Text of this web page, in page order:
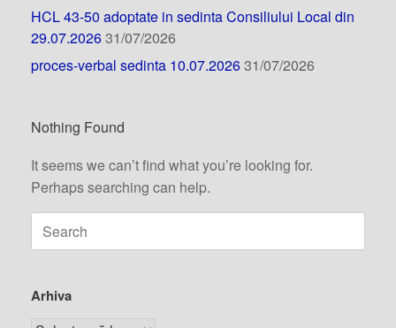
HCL 43-50 adoptate in sedinta Consiliului Local din
29.07.202631/07/2026
proces-verbal sedinta 10.07.202631/07/2026
Nothing Found
It seems we can’t find what you’re looking for.
Perhaps searching can help.
Arhiva